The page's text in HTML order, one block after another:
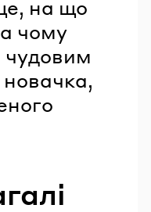
на що
чому
чудовим